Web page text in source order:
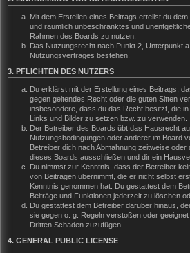
Mit dem Erstellen eines Beitrags erteilst du
und räumlich unbeschränktes und
Rahmen des Boards zu nutzen.
Das Nutzungsrecht nach Punkt 2, Unterpunkt
Nutzungsvertrages bestehen.
3. PFLICHTEN DES NUTZERS
Du erklärst mit der Erstellung eines Beitrags,
gegen geltendes Recht oder die guten Sitten
insbesondere, dass du das Recht besitzt, die
Links und Bilder zu setzen bzw. zu verwenden.
Der Betreiber des Boards übt das Hausrecht
Nutzungsbedingungen oder anderer im Board
Betreiber dich nach Abmahnung zeitweise
dieses Boards ausschließen und dir ein
Du nimmst zur Kenntnis, dass der Betreiber
von Beiträgen übernimmt, die er nicht selbst
Kenntnis genommen hat. Du gestattest dem
Beiträge und Funktionen jederzeit zu löschen
Du gestattest dem Betreiber darüber hinaus,
sie gegen o. g. Regeln verstoßen oder
Dritten Schaden zuzufügen.
4. GENERAL PUBLIC LICENSE